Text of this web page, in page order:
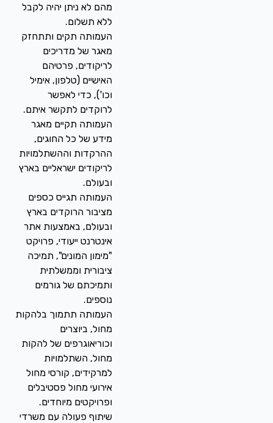
מהם לא ניתן יהיה לקבל
ללא תשלום.
העמותה תקים ותתחזק
מאגר של מדריכים
לריקודים, פרטיהם
האישיים (טלפון, אימיל
וכו'), כדי לאפשר
לרוקדים לתקשר איתם.
העמותה תקיים מאגר
מידע של כל החוגים,
ההרקדות וההשתלמויות
לריקודים ישראליים בארץ
ובעולם.
העמותה תגייס כספים
מציבור הרוקדים בארץ
ובעולם, באמצעות אתר
אינטרנט ייעודי, פרויקט
"מימון המונים", תמיכה
ציבורית וממשלתית
ותמיכתם של גורמים
נוספים.
העמותה תתמוך בלהקות
מחול, ביוצרים
וכוריאוגרפים של להקות
מחול, השתלמויות
למרקידים, קורסי מחול
אירועי מחול פסטיבלים
ופרויקטים מיוחדים.
שיתוף פעולה עם משרדי